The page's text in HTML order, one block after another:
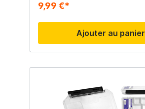
9,99 €*
Ajouter au panier